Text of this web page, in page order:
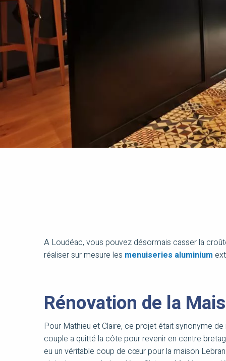
A Loudéac, vous pouvez désormais casser la
réaliser sur mesure les menuiseries aluminium
Rénovation de la
Pour Mathieu et Claire, ce projet était synonyme
couple a quitté la côte pour revenir en centre
eu un véritable coup de cœur pour la maison